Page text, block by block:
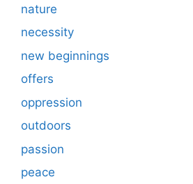
nature
necessity
new beginnings
offers
oppression
outdoors
passion
peace